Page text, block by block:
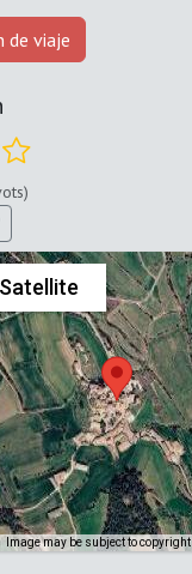
de viaje
Satellite
Image may be subject to copyright